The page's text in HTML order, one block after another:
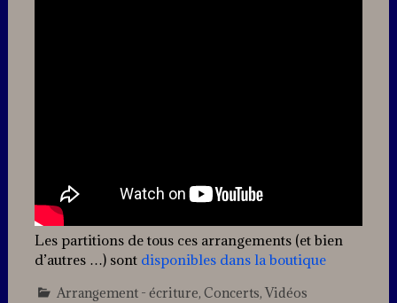
Les partitions de tous ces arrangements (et bien
d’autres …) sont disponibles dans la boutique
Arrangement - écriture, Concerts, Vidéos